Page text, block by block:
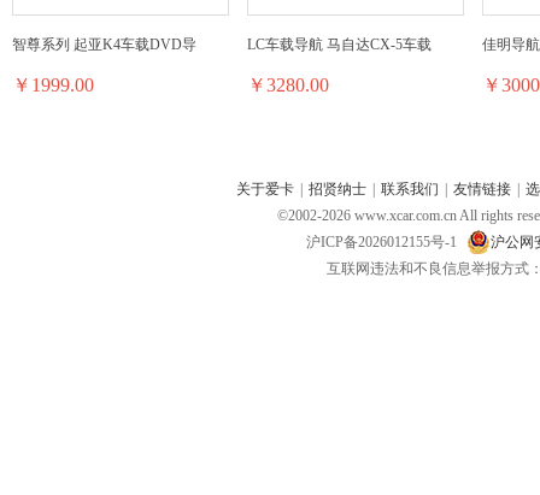
智尊系列 起亚K4车载DVD导
￥1999.00
LC车载导航 马自达CX-5车载
￥3280.00
佳明导
￥
关于爱卡 招贤纳士 联系我们 友情链接
©2002-2026 www.xcar.com.cn All rights
沪ICP备2026012155号-1
沪公网
互联网违法和不良信息举报方式